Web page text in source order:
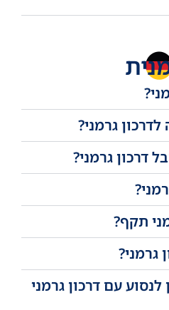
גרמני?
דרכון גרמני?
תקף?
גרמני?
לנסוע עם דרכון גרמני